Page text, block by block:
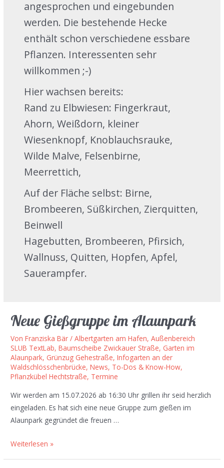
angesprochen und eingebunden
werden. Die bestehende Hecke
enthält schon verschiedene essbare
Pflanzen. Interessenten sehr
willkommen ;-)
Hier wachsen bereits:
Rand zu Elbwiesen: Fingerkraut,
Ahorn, Weißdorn, kleiner
Wiesenknopf, Knoblauchsrauke,
Wilde Malve, Felsenbirne,
Meerrettich,
Auf der Fläche selbst: Birne,
Brombeeren, Süßkirchen, Zierquitten,
Beinwell
Hagebutten, Brombeeren, Pfirsich,
Wallnuss, Quitten, Hopfen, Apfel,
Sauerampfer.
Neue Gießgruppe im Alaunpark
VonFranziska Bär /Albertgarten am Hafen,Außenbereich
SLUB TextLab,Baumscheibe Zwickauer Straße, Garten im
Alaunpark, Grünzug Gehestraße,Infogarten an der
Waldschlösschenbrücke,News, To-Dos & Know-How,
Pflanzkübel Hechtstraße, Termine
Wir werden am 15.07.2026 ab 16:30 Uhr grillen ihr seid herzlich
eingeladen. Es hat sich eine neue Gruppe zum gießen im
Alaunpark gegründet die freuen …
Neue
Weiterlesen »